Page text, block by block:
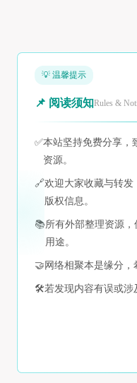
💡 温馨提示
📌 阅读须知Rules &
✅本站坚持免费分享，
资源。
🔗欢迎大家收藏与转发
版权信息。
📚所有外部整理资源
用途。
🤝 网络相聚本是缘分，
🛠️若发现内容有误或涉